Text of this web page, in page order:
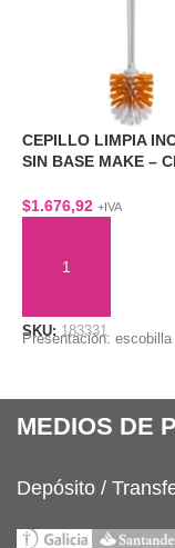
CEPILLO LIMPIA
SIN BASE MAKE –
$1.676,92 +IVA
SKU: 183331
Presentación: escobilla
MEDIOS DE
Depósito /